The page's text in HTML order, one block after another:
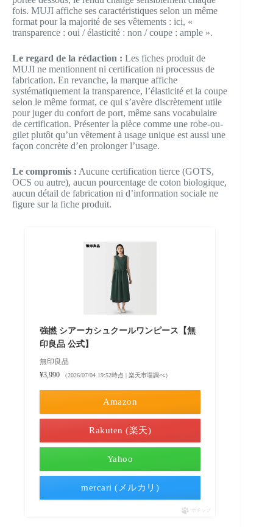
fois. MUJI affiche ses caractéristiques selon un même
format pour la majorité de ses vêtements : ici, «
transparence : oui / élasticité : non / coupe : ample ».
Le regard de la rédaction : Les fiches produit de
MUJI ne mentionnent ni certification ni processus de
fabrication. En revanche, la marque affiche
systématiquement la transparence, l’élasticité et la coupe
selon le même format, ce qui s’avère discrètement utile
pour juger du confort de port, même sans vocabulaire
de certification. Présenter la pièce comme une robe-ou-
gilet plutôt qu’un vêtement à usage unique est aussi une
façon concrète d’en prolonger l’usage.
Le compromis : Aucune certification tierce (GOTS,
OCS ou autre), aucun pourcentage de coton biologique,
aucun détail de fabrication ni d’information sociale ne
figure sur la fiche produit.
強撚 シアーカシュクールワンピース【無
印良品 公式】
無印良品
¥3,990
（2026/07/04 19:52時点 | 楽天市場調べ）
Amazon
Rakuten (楽天)
Yahoo
mercari (メルカリ)
ポチップ